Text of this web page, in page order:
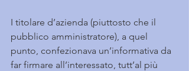
I titolare d’azienda (piuttosto che il
pubblico amministratore), a quel
punto, confezionava un’informativa da
far firmare all’interessato, tutt’al più